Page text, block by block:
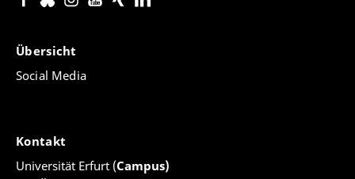
Übersicht
Social Media
Kontakt
Universität Erfurt (Campus)